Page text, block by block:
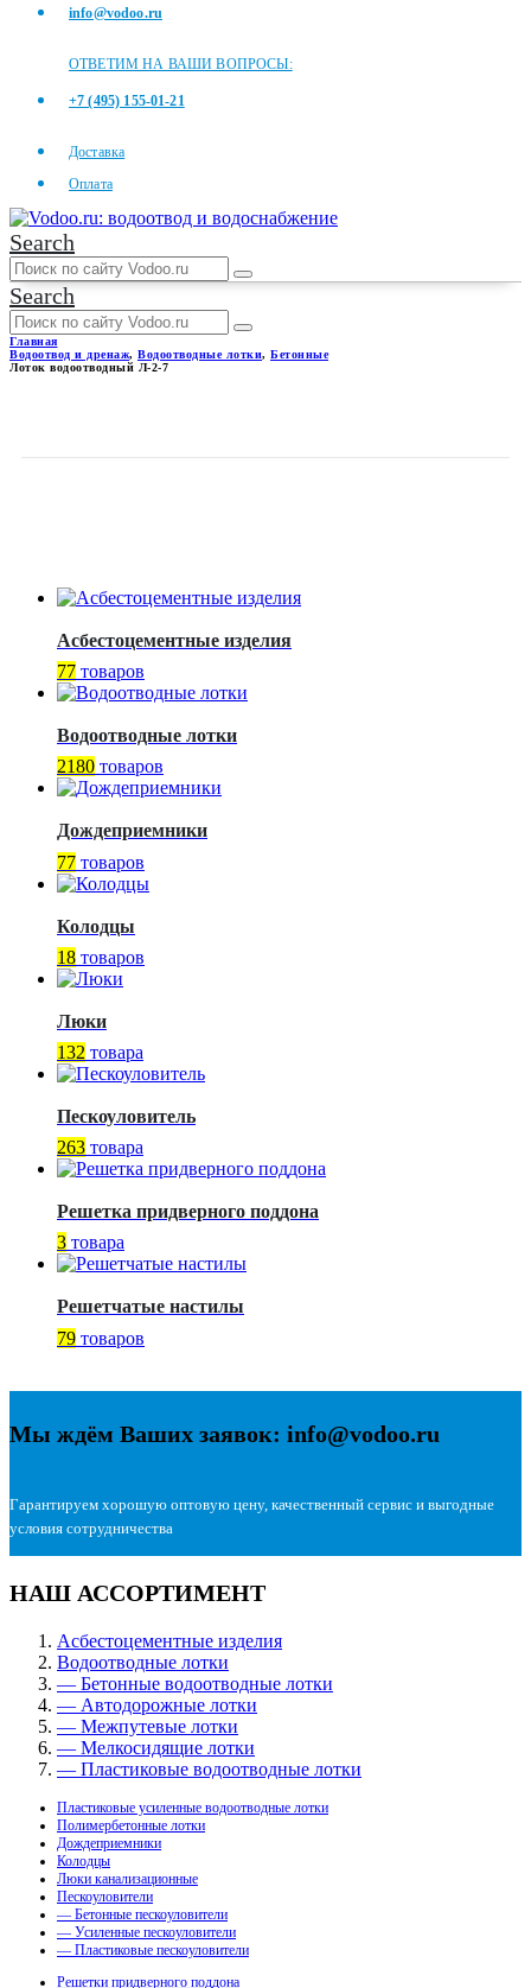
info@vodoo.ru
ОТВЕТИМ НА ВАШИ ВОПРОСЫ:
+7 (495) 155-01-21
Доставка
Оплата
Search
Search
Главная
Водоотвод и дренаж, Водоотводные лотки, Бетонные
Лоток водоотводный Л-2-7
Асбестоцементные изделия
77 товаров
Водоотводные лотки
2180 товаров
Дождеприемники
77 товаров
Колодцы
18 товаров
Люки
132 товара
Пескоуловитель
263 товара
Решетка придверного поддона
3 товара
Решетчатые настилы
79 товаров
Мы ждём Ваших заявок: info@vodoo.ru
Гарантируем хорошую оптовую цену, качественный сервис и выгодные
условия сотрудничества
НАШ АССОРТИМЕНТ
Асбестоцементные изделия
Водоотводные лотки
— Бетонные водоотводные лотки
— Автодорожные лотки
— Межпутевые лотки
— Мелкосидящие лотки
— Пластиковые водоотводные лотки
Пластиковые усиленные водоотводные лотки
Полимербетонные лотки
Дождеприемники
Колодцы
Люки канализационные
Пескоуловители
— Бетонные пескоуловители
— Усиленные пескоуловители
— Пластиковые пескоуловители
Решетки придверного поддона